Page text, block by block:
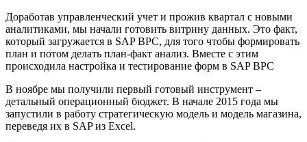
Доработав управленческий учет и прожив квартал с новыми
аналитиками, мы начали готовить витрину данных. Это факт,
который загружается в SAP BPC, для того чтобы формировать
план и потом делать план-факт анализ. Вместе с этим
происходила настройка и тестирование форм в SAP BPC
В ноябре мы получили первый готовый инструмент –
детальный операционный бюджет. В начале 2015 года мы
запустили в работу стратегическую модель и модель магазина,
переведя их в SAP из Excel.